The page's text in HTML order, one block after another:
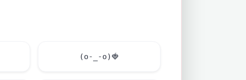
(o-_-o) 🍓